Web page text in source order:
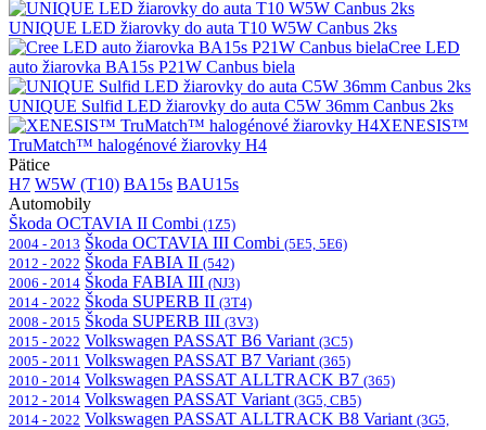
UNIQUE LED žiarovky do auta T10 W5W Canbus 2ks
Cree LED
auto žiarovka BA15s P21W Canbus biela
UNIQUE Sulfid LED žiarovky do auta C5W 36mm Canbus 2ks
XENESIS™
TruMatch™ halogénové žiarovky H4
Pätice
H7 W5W (T10) BA15s BAU15s
Automobily
Škoda OCTAVIA II Combi (1Z5)
2004 - 2013 Škoda OCTAVIA III Combi (5E5, 5E6)
2012 - 2022 Škoda FABIA II (542)
2006 - 2014 Škoda FABIA III (NJ3)
2014 - 2022 Škoda SUPERB II (3T4)
2008 - 2015 Škoda SUPERB III (3V3)
2015 - 2022 Volkswagen PASSAT B6 Variant (3C5)
2005 - 2011 Volkswagen PASSAT B7 Variant (365)
2010 - 2014 Volkswagen PASSAT ALLTRACK B7 (365)
2012 - 2014 Volkswagen PASSAT Variant (3G5, CB5)
2014 - 2022 Volkswagen PASSAT ALLTRACK B8 Variant (3G5,